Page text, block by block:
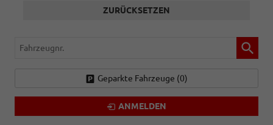
ZURÜCKSETZEN
Fahrzeugnr.
Geparkte Fahrzeuge (0)
ANMELDEN